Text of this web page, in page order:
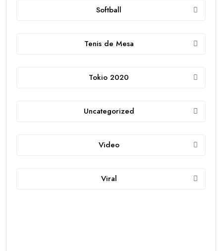
Softball
Tenis de Mesa
Tokio 2020
Uncategorized
Video
Viral